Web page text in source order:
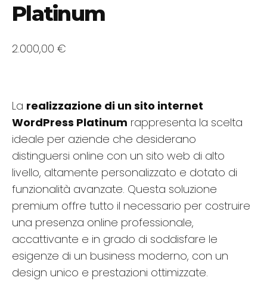
Platinum
2.000,00 €
La realizzazione di un sito internet
WordPress Platinum rappresenta la scelta
ideale per aziende che desiderano
distinguersi online con un sito web di alto
livello, altamente personalizzato e dotato di
funzionalità avanzate. Questa soluzione
premium offre tutto il necessario per costruire
una presenza online professionale,
accattivante e in grado di soddisfare le
esigenze di un business moderno, con un
design unico e prestazioni ottimizzate.